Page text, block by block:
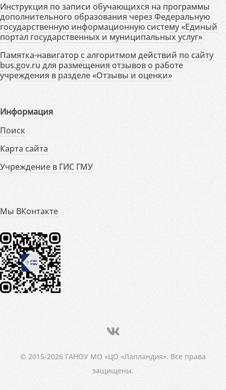
Инструкция по записи обучающихся на программы
дополнительного образования через Федеральную
государственную информационную систему «Единый
портал государственных и муниципальных услуг»
Памятка-навигатор с алгоритмом действий по сайту
bus.gov.ru для размещения отзывов о работе
учреждения в разделе «Отзывы и оценки»
Информация
Поиск
Карта сайта
Учреждение в ГИС ГМУ
Мы ВКонтакте
© 2015-2026 ГАНОУ МО «ЦО «Лапландия». Все права
защищены.